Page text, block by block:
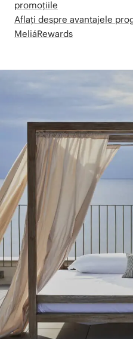
promoțiile
Aflați despre avantajele
MeliáRewards